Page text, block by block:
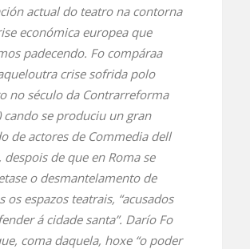
actual do teatro na contorna
económica europea que
padecendo. Fo compáraa
crise sofrida polo
no século da Contrarreforma
cando se produciu un gran
de actores de Commedia dell
despois de que en Roma se
o desmantelamento de
os espazos teatrais, “acusados
á cidade santa”. Darío Fo
coma daquela, hoxe “o poder